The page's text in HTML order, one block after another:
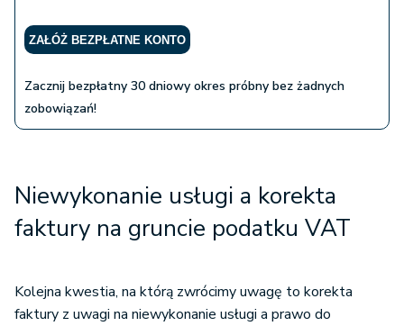
ZAŁÓŻ BEZPŁATNE KONTO
Zacznij bezpłatny 30 dniowy okres próbny bez żadnych
zobowiązań!
Niewykonanie usługi a korekta
faktury na gruncie podatku VAT
Kolejna kwestia, na którą zwrócimy uwagę to korekta
faktury z uwagi na niewykonanie usługi a prawo do